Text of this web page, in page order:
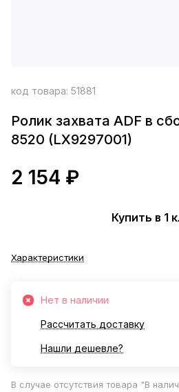
код товара: 51881
Ролик захвата ADF в
8520 (LX9297001)
2 154 ₽
Купить в 1
Характеристики
Нет в наличии
Рассчитать доставку
Нашли дешевле?
В случае отсутствия товара "В